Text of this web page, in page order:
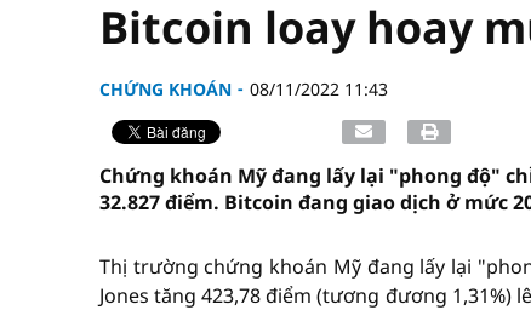
Bitcoin loay hoay
CHỨNG KHOÁN 08/11/2022 11:43
Chứng khoán Mỹ đang lấy lại "phong độ"
32.827 điểm. Bitcoin đang giao dịch ở mức
Thị trường chứng khoán Mỹ đang lấy lại
Jones tăng 423,78 điểm (tương đương 1,31%)